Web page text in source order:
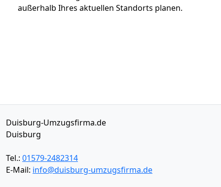
außerhalb Ihres aktuellen Standorts planen.
Duisburg-Umzugsfirma.de
Duisburg
Tel.: 01579-2482314
E-Mail: info@duisburg-umzugsfirma.de